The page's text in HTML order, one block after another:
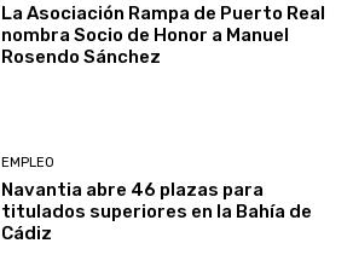
La Asociación Rampa de Puerto Real
nombra Socio de Honor a Manuel
Rosendo Sánchez
EMPLEO
Navantia abre 46 plazas para
titulados superiores en la Bahía de
Cádiz